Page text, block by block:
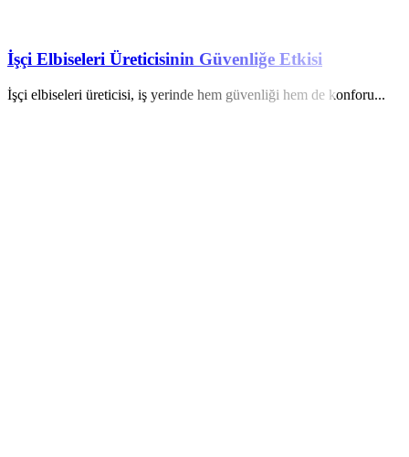
İşçi Elbiseleri Üreticisinin Güvenliğe Etkisi
İşçi elbiseleri üreticisi, iş yerinde hem güvenliği hem de konforu...